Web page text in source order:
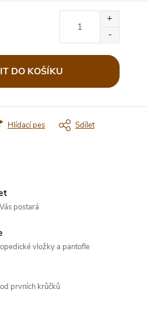
DO KOŠÍKU
Hlídací pes Sdílet
postará
vložky a pantofle
prvních krůčků